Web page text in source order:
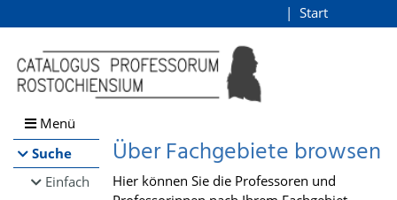
Browsen
direkt zum Inhalt
Start
Menü
Suche
Einfach
Über Fachgebiete browsen
Hier können Sie die Professoren und